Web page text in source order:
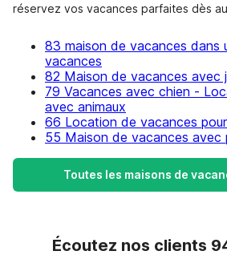
réservez vos vacances parfaites dès
83 maison de vacances dans
vacances
82 Maison de vacances avec
79 Vacances avec chien -
avec animaux
66 Location de vacances
55 Maison de vacances avec
Toutes les maisons de
Écoutez nos clients